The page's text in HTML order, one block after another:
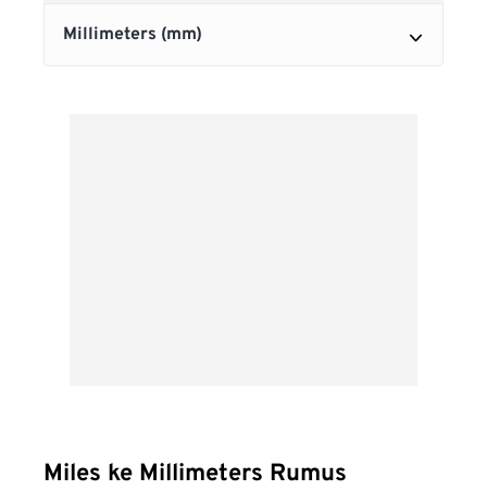
Miles ke Millimeters Rumus